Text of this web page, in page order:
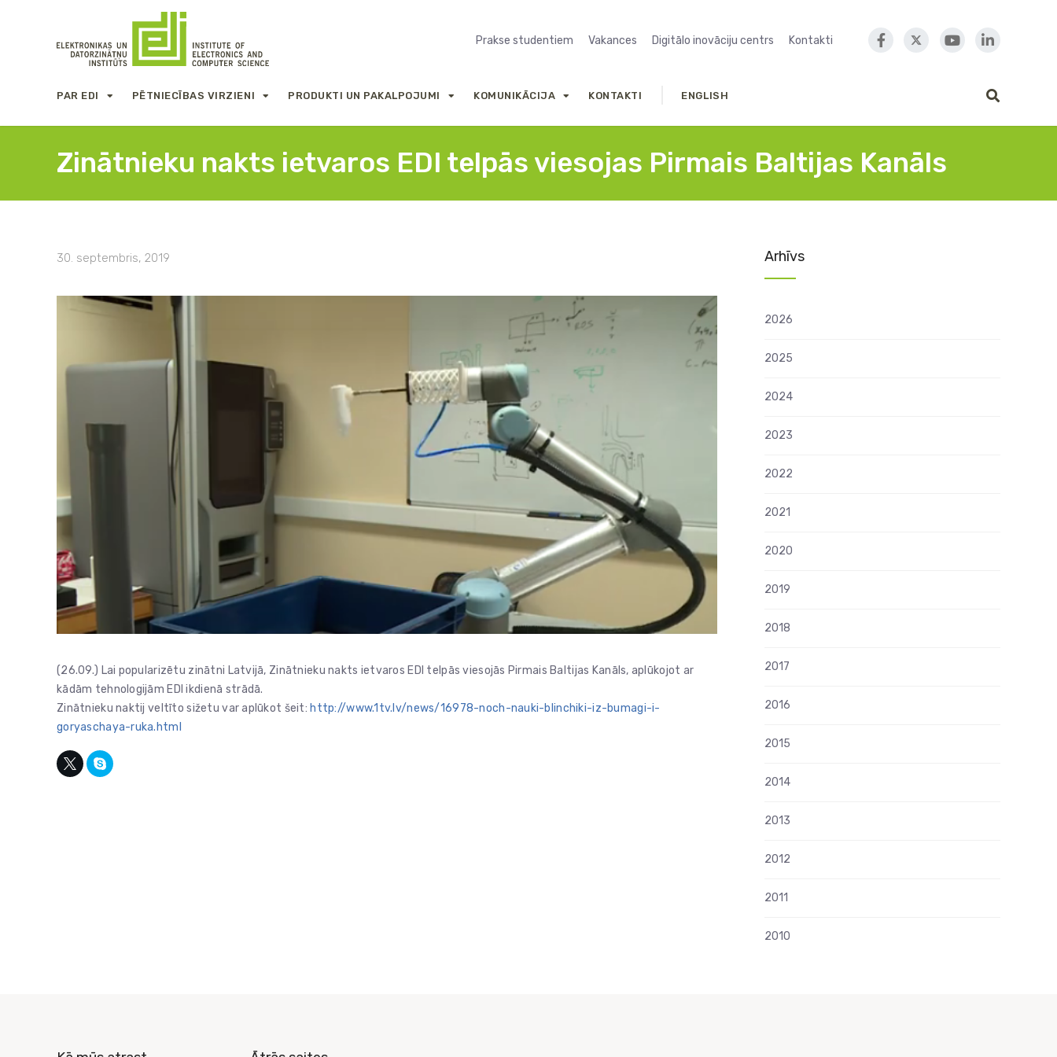
Prakse studentiem Vakances Digitālo inovāciju centrs Kontakti
PAR EDI PĒTNIECĪBAS VIRZIENI PRODUKTI UN PAKALPOJUMI KOMUNIKĀCIJA KONTAKTI ENGLISH
Zinātnieku nakts ietvaros EDI telpās viesojas Pirmais Baltijas Kanāls
30. septembris, 2019
(26.09.) Lai popularizētu zinātni Latvijā, Zinātnieku nakts ietvaros EDI telpās viesojās Pirmais Baltijas Kanāls, aplūkojot ar
kādām tehnologijām EDI ikdienā strādā.
Zinātnieku naktij veltīto sižetu var aplūkot šeit: http://www.1tv.lv/news/16978-noch-nauki-blinchiki-iz-bumagi-i-
goryaschaya-ruka.html
Arhīvs
2026
2025
2024
2023
2022
2021
2020
2019
2018
2017
2016
2015
2014
2013
2012
2011
2010